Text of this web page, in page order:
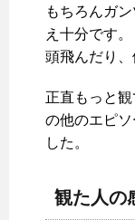
もちろんガ
え十分です。
頭飛んだり
正直もっと
の他のエピ
した。
観た人の